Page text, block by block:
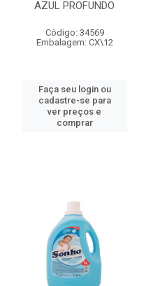
AZUL PROFUNDO
Código: 34569
Embalagem: CX\12
Faça seu login ou
cadastre-se para
ver preços e
comprar